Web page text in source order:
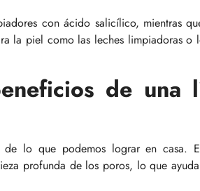
con ácido salicílico, mientras
la piel como las leches limpiadoras o
de una
lo que podemos lograr en casa.
profunda de los poros, lo que